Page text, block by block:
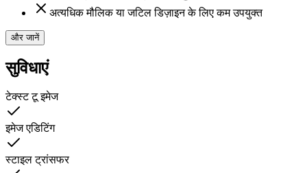
अत्यधिक मौलिक या जटिल डिज़ाइन के लिए कम उपयुक्त
और जानें
सुविधाएं
टेक्स्ट टू इमेज
इमेज एडिटिंग
स्टाइल ट्रांसफर